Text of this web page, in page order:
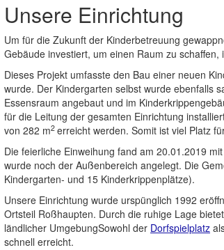
Unsere Einrichtung
Um für die Zukunft der Kinderbetreuung
Gebäude investiert, um einen Raum zu
Dieses Projekt umfasste den Bau einer neuen
wurde. Der Kindergarten selbst wurde ebenfalls
Essensraum angebaut und im
für die Leitung der gesamten Einrichtung
von 282 m2 erreicht werden. Somit ist viel Platz
Die feierliche Einweihung fand am 20.01.2019
wurde noch der Außenbereich angelegt. Die
Kindergarten- und 15 Kinderkrippenplätze).
Unsere Einrichtung wurde urspünglich 1992
Ortsteil Roßhaupten. Durch die ruhige Lage
ländlicher UmgebungSowohl der Dorfspielplatz
schnell erreicht.